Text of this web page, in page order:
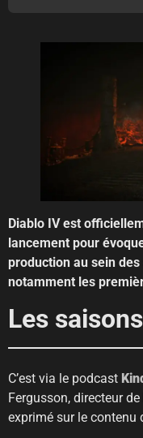
Diablo IV est
lancement pour
production au sein
notamment les
Les
C’est via le podcast
Fergusson, directeur
exprimé sur le contenu